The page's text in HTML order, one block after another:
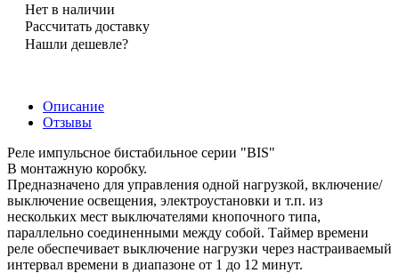
Нет в наличии
Рассчитать доставку
Нашли дешевле?
Описание
Отзывы
Реле импульсное бистабильное серии "BIS"
В монтажную коробку.
Предназначено для управления одной нагрузкой, включение/
выключение освещения, электроустановки и т.п. из
нескольких мест выключателями кнопочного типа,
параллельно соединенными между собой. Таймер времени
реле обеспечивает выключение нагрузки через настраиваемый
интервал времени в диапазоне от 1 до 12 минут.